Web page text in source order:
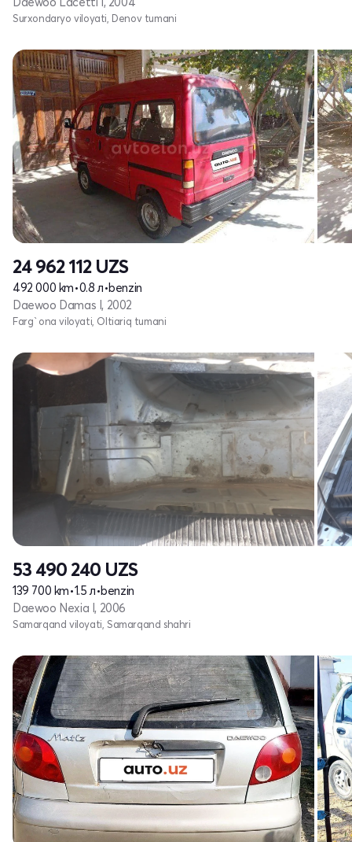
Surxondaryo viloyati, Denov tumani
24 962 112 UZS
492 000 km•0.8 л•benzin
Daewoo Damas I, 2002
Farg`ona viloyati, Oltiariq tumani
53 490 240 UZS
139 700 km•1.5 л•benzin
Daewoo Nexia I, 2006
Samarqand viloyati, Samarqand shahri